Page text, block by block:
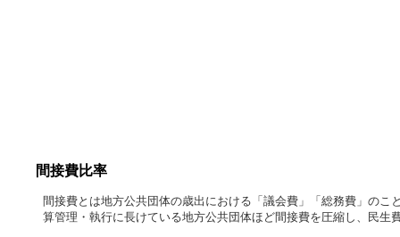
間接費比率
間接費とは地方公共団体の歳出における「議会費」「総務費」の
算管理・執行に長けている地方公共団体ほど間接費を圧縮し、民